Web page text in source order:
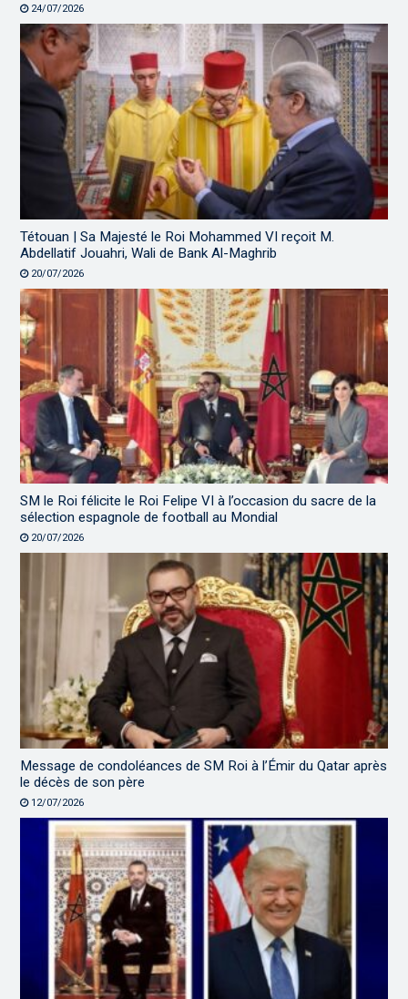
24/07/2026
Tétouan | Sa Majesté le Roi Mohammed VI reçoit M.
Abdellatif Jouahri, Wali de Bank Al-Maghrib
20/07/2026
SM le Roi félicite le Roi Felipe VI à l’occasion du sacre de la
sélection espagnole de football au Mondial
20/07/2026
Message de condoléances de SM Roi à l’Émir du Qatar après
le décès de son père
12/07/2026